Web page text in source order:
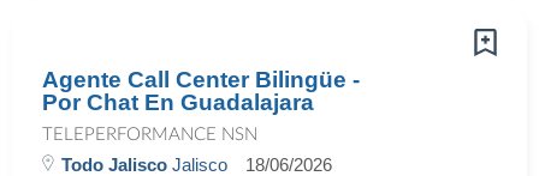
Agente Call Center Bilingüe -
Por Chat En Guadalajara
TELEPERFORMANCE NSN
Todo Jalisco Jalisco 18/06/2026